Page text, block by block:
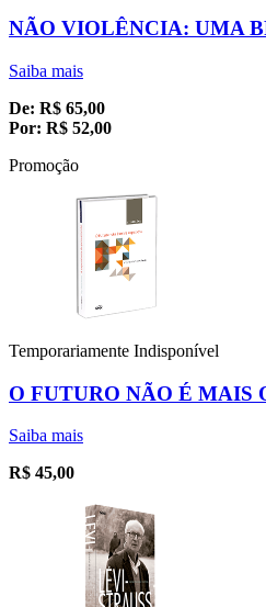
NÃO VIOLÊNCIA: UMA
Saiba mais
De: R$ 65,00
Por: R$ 52,00
Promoção
Temporariamente Indisponível
O FUTURO NÃO É MAIS
Saiba mais
R$ 45,00